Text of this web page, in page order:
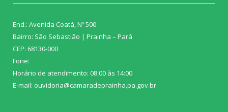
End.: Avenida Coatá, Nº 500
Bairro: São Sebastião | Prainha – Pará
CEP: 68130-000
Fone:
Horário de atendimento: 08:00 às 14:00
E-mail: ouvidoria@camaradeprainha.pa.gov.br